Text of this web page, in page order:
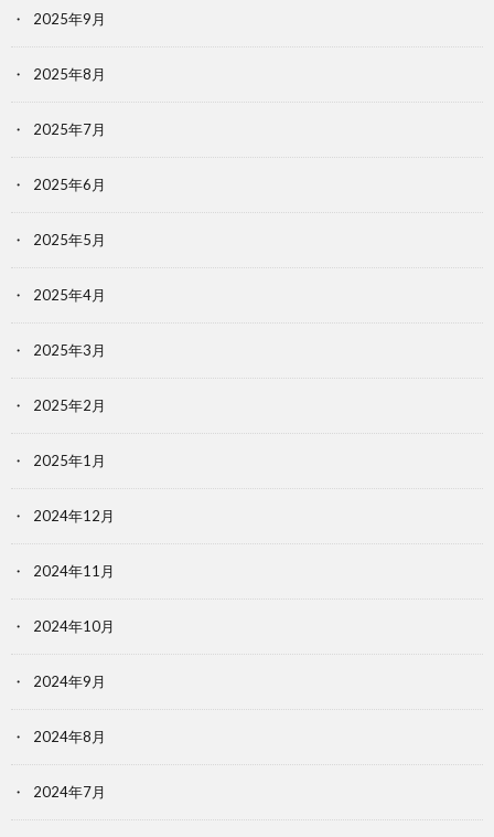
2025年9月
2025年8月
2025年7月
2025年6月
2025年5月
2025年4月
2025年3月
2025年2月
2025年1月
2024年12月
2024年11月
2024年10月
2024年9月
2024年8月
2024年7月